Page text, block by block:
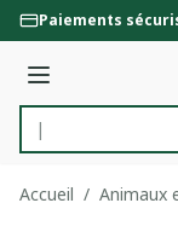
Aller au contenu
Paiements
Menu
Rechercher
Accueil / Animaux